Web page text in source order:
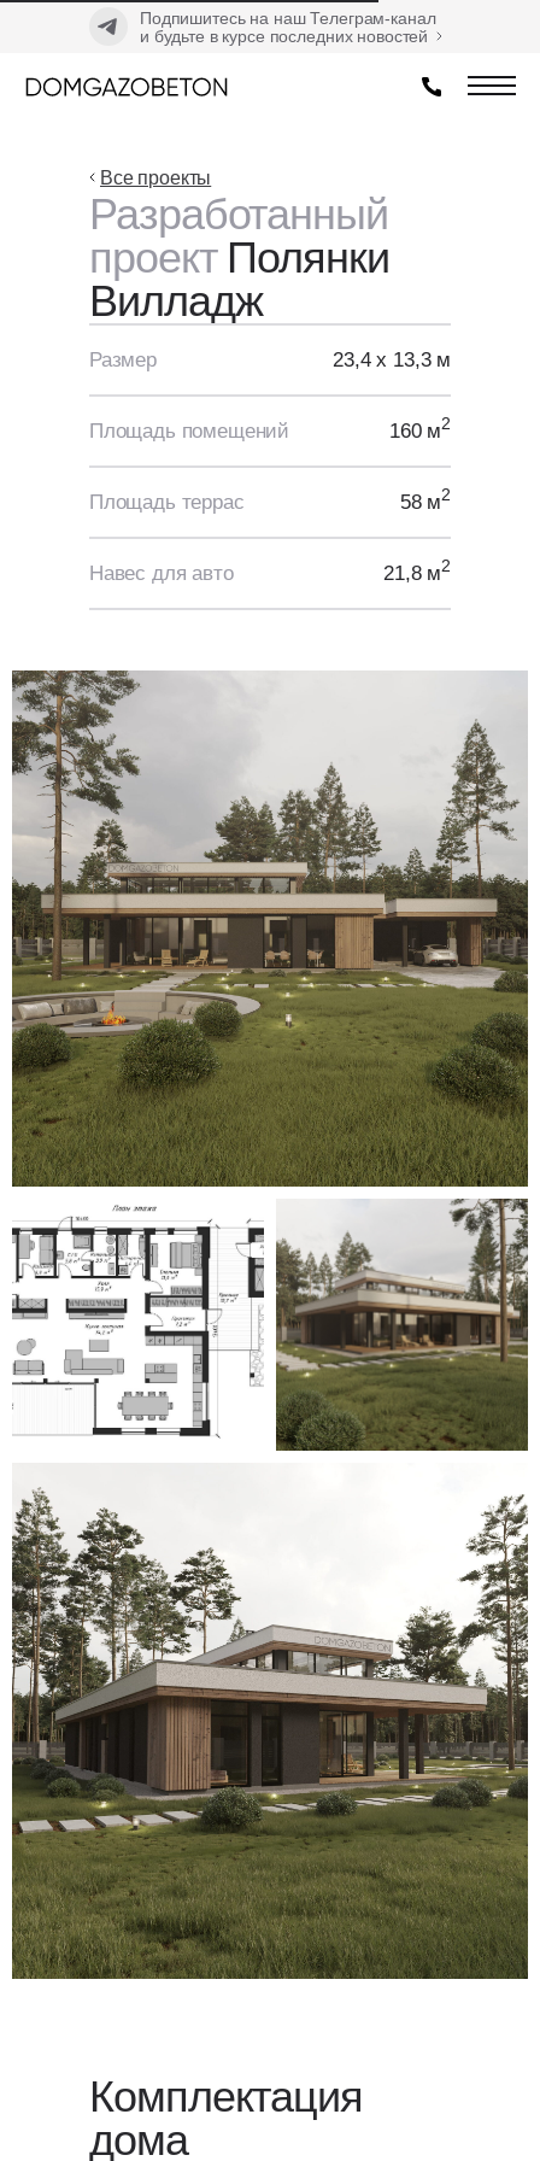
Подпишитесь на наш Телеграм-канал
и будьте в курсе последних новостей
Все проекты
Разработанный
проектПолянки
Вилладж
Размер 23,4 х 13,3 м
Площадь помещений 160 м2
Площадь террас 58 м2
Навес для авто 21,8 м2
Для уточнения стоимости вашего
проекта свяжитесь с нами или
оставьте заявкуна обратный
звонок — мы свяжемся с вами
в ближайшее время.
Комплектация
дома